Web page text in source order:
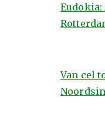
Van cel